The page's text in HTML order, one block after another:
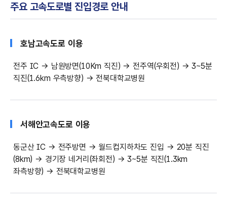
주요 고속도로별 진입경로 안내
호남고속도로 이용
전주 IC → 남원방면(10Km 직진) → 전주역(우회전) → 3~5분
직진(1.6km 우측방향) → 전북대학교병원
서해안고속도로 이용
동군산 IC → 전주방면 → 월드컵지하차도 진입 → 20분 직진
(8km) → 경기장 네거리(좌회전) → 3~5분 직진(1.3km
좌측방향) → 전북대학교병원